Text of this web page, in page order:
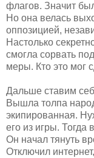
флагов. Значит
Но она велась
оппозицией,
Настолько
смогла сорвать
меры. Кто это мог
Дальше ставим
Вышла толпа
экипированная.
его из игры. Тогда
Он начал тянуть
Отключил